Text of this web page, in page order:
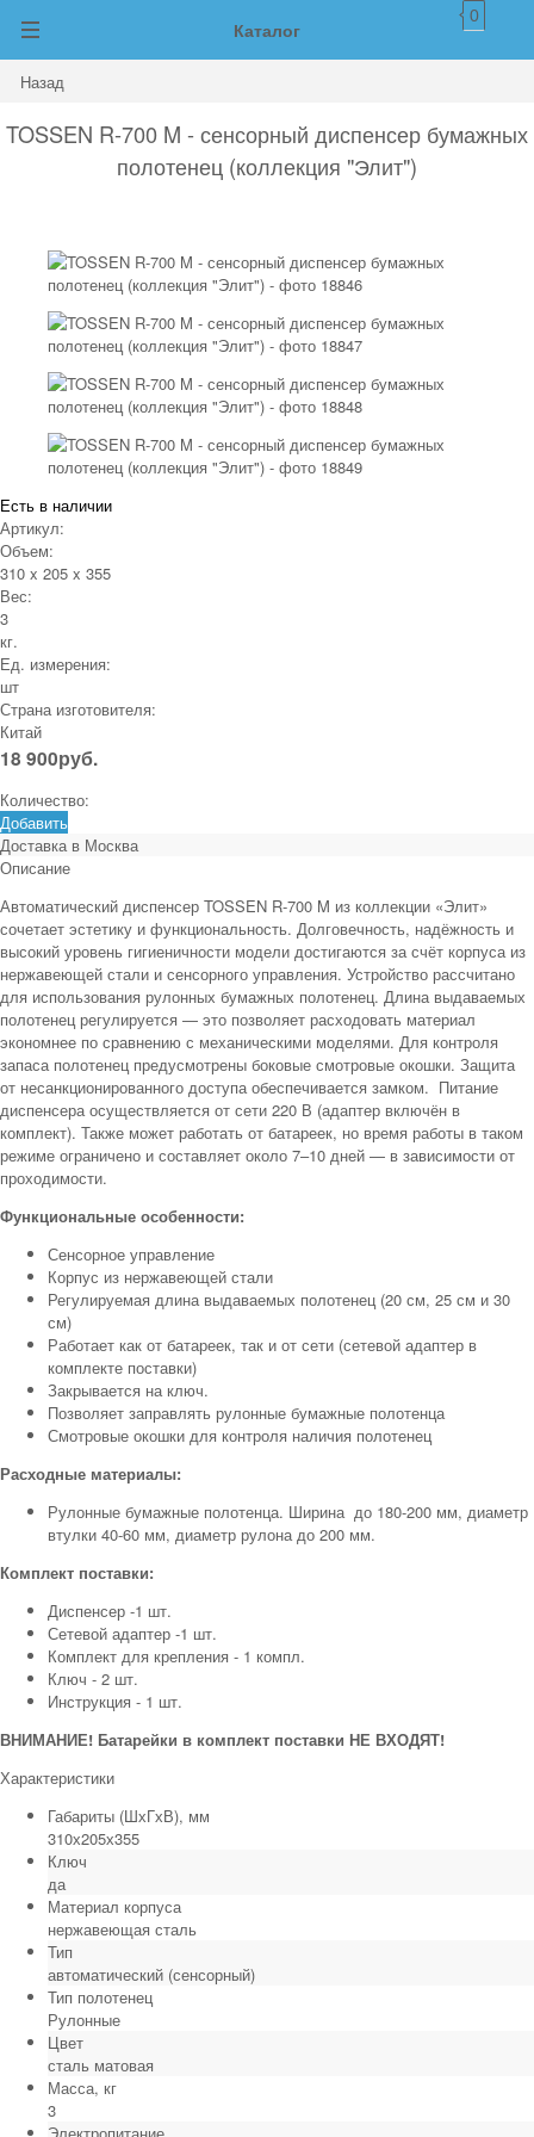
Каталог
0
Назад
TOSSEN R-700 M - сенсорный диспенсер бумажных
полотенец (коллекция "Элит")
Есть в наличии
Артикул:
Объем:
310 x 205 x 355
Вес:
3
кг.
Ед. измерения:
шт
Страна изготовителя:
Китай
18 900руб.
Количество:
Добавить
Доставка в Москва
Описание
Автоматический диспенсер TOSSEN R‑700 M из коллекции «Элит»
сочетает эстетику и функциональность. Долговечность, надёжность и
высокий уровень гигиеничности модели достигаются за счёт корпуса из
нержавеющей стали и сенсорного управления. Устройство рассчитано
для использования рулонных бумажных полотенец. Длина выдаваемых
полотенец регулируется — это позволяет расходовать материал
экономнее по сравнению с механическими моделями. Для контроля
запаса полотенец предусмотрены боковые смотровые окошки. Защита
от несанкционированного доступа обеспечивается замком. Питание
диспенсера осуществляется от сети 220 В (адаптер включён в
комплект). Также может работать от батареек, но время работы в таком
режиме ограничено и составляет около 7–10 дней — в зависимости от
проходимости.
Функциональные особенности:
Сенсорное управление
Корпус из нержавеющей стали
Регулируемая длина выдаваемых полотенец (20 см, 25 см и 30
см)
Работает как от батареек, так и от сети (сетевой адаптер в
комплекте поставки)
Закрывается на ключ.
Позволяет заправлять рулонные бумажные полотенца
Смотровые окошки для контроля наличия полотенец
Расходные материалы:
Рулонные бумажные полотенца. Ширина до 180-200 мм, диаметр
втулки 40-60 мм, диаметр рулона до 200 мм.
Комплект поставки:
Диспенсер -1 шт.
Сетевой адаптер -1 шт.
Комплект для крепления - 1 компл.
Ключ - 2 шт.
Инструкция - 1 шт.
ВНИМАНИЕ! Батарейки в комплект поставки НЕ ВХОДЯТ!
Характеристики
Габариты (ШхГхВ), мм
310х205х355
Ключ
да
Материал корпуса
нержавеющая сталь
Тип
автоматический (сенсорный)
Тип полотенец
Рулонные
Цвет
сталь матовая
Масса, кг
3